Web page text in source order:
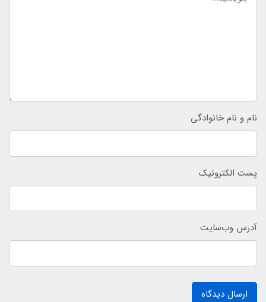
نام و نام خانوادگی
پست الکترونیک
آدرس وب‌سایت
ارسال دیدگاه